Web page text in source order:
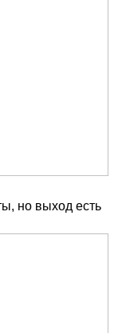
но выход есть